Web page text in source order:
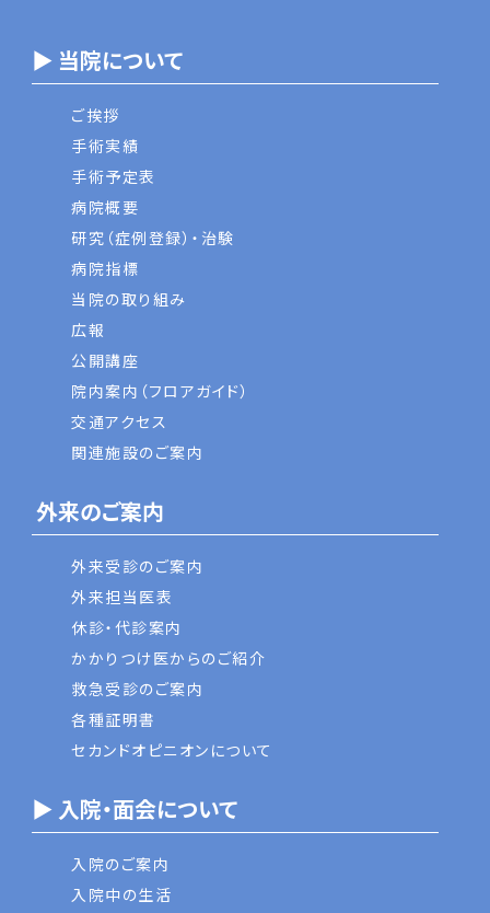
▶ 当院について
ご挨拶
手術実績
手術予定表
病院概要
研究（症例登録）・治験
病院指標
当院の取り組み
広報
公開講座
院内案内（フロアガイド）
交通アクセス
関連施設のご案内
外来のご案内
外来受診のご案内
外来担当医表
休診・代診案内
かかりつけ医からのご紹介
救急受診のご案内
各種証明書
セカンドオピニオンについて
▶ 入院・面会について
入院のご案内
入院中の生活